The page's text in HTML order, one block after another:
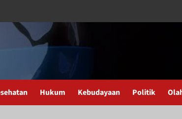
Hukum Kebudayaan Politik